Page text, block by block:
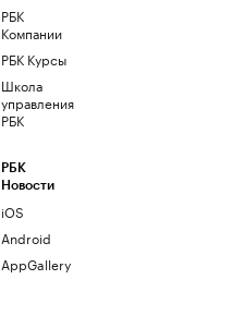
РБК
Компании
РБК Курсы
Школа
управления
РБК
РБК
Новости
iOS
Android
AppGallery